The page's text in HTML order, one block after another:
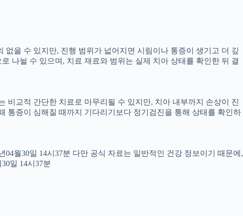
을 수 있지만, 진행 범위가 넓어지면 시림이나 통증이 생기고 더 깊
나뉠 수 있으며, 치료 재료와 범위는 실제 치아 상태를 확인한 뒤 결
비교적 간단한 치료로 마무리될 수 있지만, 치아 내부까지 손상이 진
통증이 심해질 때까지 기다리기보다 정기검진을 통해 상태를 확인하
04월30일 14시37분 다만 공식 자료는 일반적인 건강 정보이기 때문에,
일 14시37분